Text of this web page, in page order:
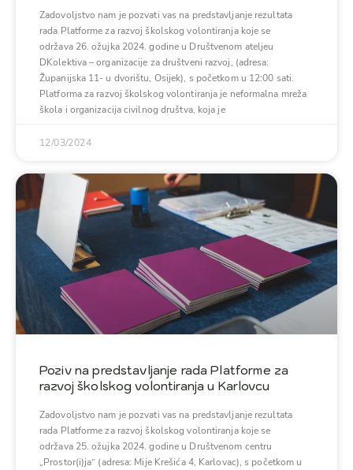
Zadovoljstvo nam je pozvati vas na predstavljanje rezultata
rada Platforme za razvoj školskog volontiranja koje se
održava 26. ožujka 2024. godine u Društvenom ateljeu
DKolektiva – organizacije za društveni razvoj, (adresa:
Županijska 11- u dvorištu, Osijek), s početkom u 12:00 sati.
Platforma za razvoj školskog volontiranja je neformalna mreža
škola i organizacija civilnog društva, koja je
12/03/2024
Poziv na predstavljanje rada Platforme za
razvoj školskog volontiranja u Karlovcu
Zadovoljstvo nam je pozvati vas na predstavljanje rezultata
rada Platforme za razvoj školskog volontiranja koje se
održava 25. ožujka 2024. godine u Društvenom centru
„Prostor(i)ja“ (adresa: Mije Krešića 4, Karlovac), s početkom u